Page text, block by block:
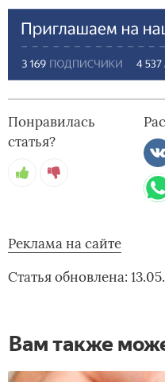
Понравилась
статья?
Реклама на сайте
Статья обновлена:
Вам также